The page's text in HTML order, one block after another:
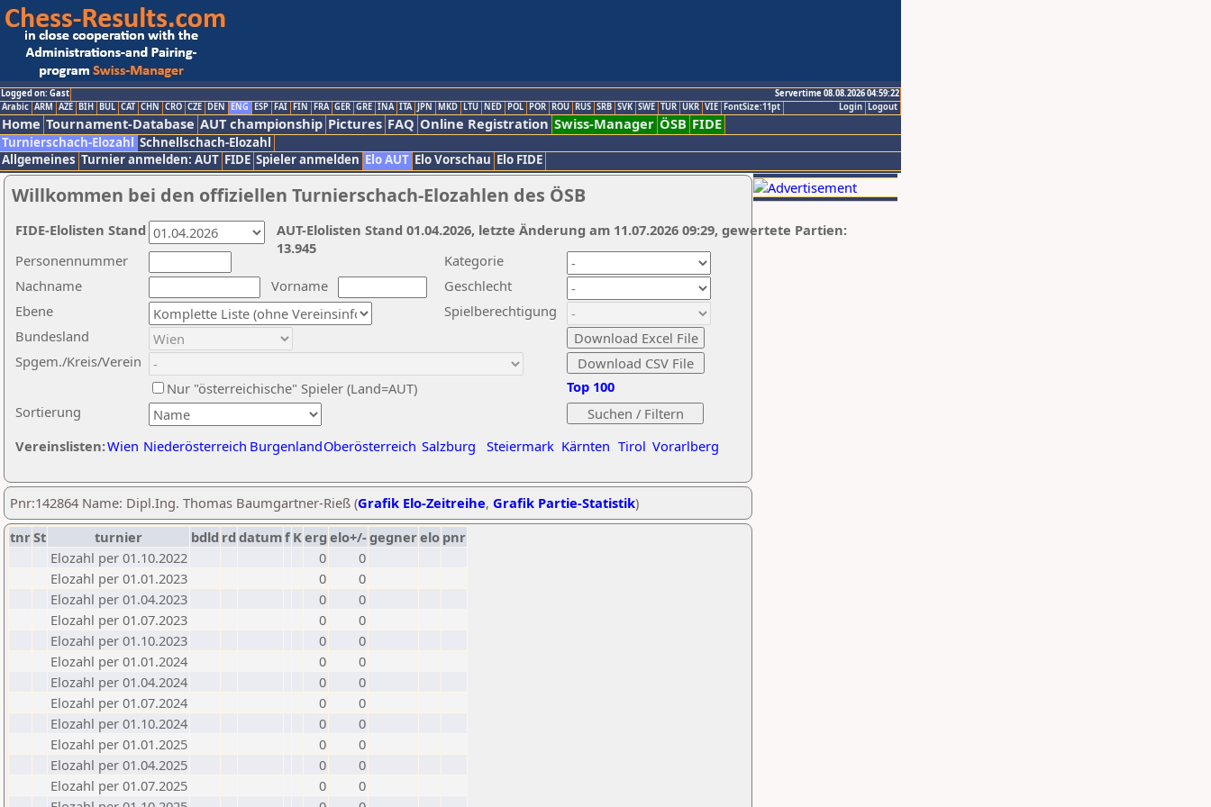
Logged on: Gast
Servertime 08.08.2026 04:59:22
Logout
Login
Arabic ARM AZE BIH BUL CAT CHN CRO CZE DEN ENG ESP FAI FIN FRA GER GRE INA ITA JPN MKD LTU NED POL POR ROU RUS SRB SVK SWE TUR UKR VIE FontSize:11pt
Home Tournament-Database AUT championship Pictures FAQ Online Registration Swiss-Manager ÖSB FIDE
Turnierschach-Elozahl Schnellschach-Elozahl
Allgemeines Turnier anmelden: AUT FIDE Spieler anmelden Elo AUT Elo Vorschau Elo FIDE
Willkommen bei den offiziellen Turnierschach-Elozahlen des ÖSB
Nachname
Vorname
Ebene
Kategorie
Sortierung
Personennummer
Bundesland
Spgem./Kreis/Verein
Geschlecht
Nur "österreichische" Spieler (Land=AUT)
Spielberechtigung
Vereinslisten:Wien Niederösterreich BurgenlandOberösterreich Salzburg Steiermark Kärnten Tirol Vorarlberg
Top 100
AUT-Elolisten Stand 01.04.2026, letzte Änderung am 11.07.2026 09:29, gewertete Partien:
13.945
FIDE-Elolisten Stand
Pnr:142864 Name: Dipl.Ing. Thomas Baumgartner-Rieß (Grafik Elo-Zeitreihe, Grafik Partie-Statistik)
tnrSt turnier bdld rd datumf Kerg elo+/-gegnerelo pnr
Elozahl per 01.10.2022
0
0
Elozahl per 01.01.2023
0
0
Elozahl per 01.04.2023
0
0
Elozahl per 01.07.2023
0
0
Elozahl per 01.10.2023
0
0
Elozahl per 01.01.2024
0
0
Elozahl per 01.04.2024
0
0
Elozahl per 01.07.2024
0
0
Elozahl per 01.10.2024
0
0
Elozahl per 01.01.2025
0
0
Elozahl per 01.04.2025
0
0
Elozahl per 01.07.2025
0
0